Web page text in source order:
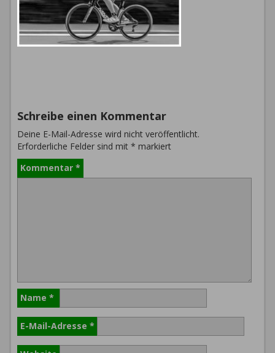
Schreibe einen Kommentar
Deine E-Mail-Adresse wird nicht veröffentlicht.
Erforderliche Felder sind mit * markiert
Kommentar *
Name *
E-Mail-Adresse *